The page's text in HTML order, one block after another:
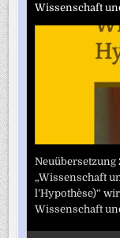
Wissenschaft
Neuübersetzung
„Wissenschaft
l’Hypothèse)“
Wissenschaft